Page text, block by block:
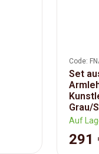
Code:
Set
Grau/
Auf
291